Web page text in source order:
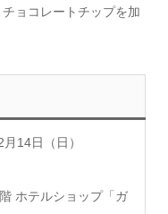
ョコレートチップを加
14日（日）
ホテルショップ「ガ